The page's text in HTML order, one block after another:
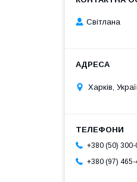
Світлана
Харків,
+380 (50) 300-
+380 (97) 465-